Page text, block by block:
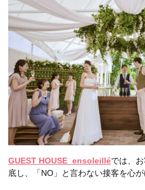
GUEST HOUSE ensoleilléでは、
底し、「NO」と言わない接客を心が